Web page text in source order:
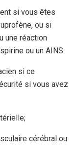
si vous êtes
ou si
une réaction
ou un AINS.
si ce
si vous avez
cérébral ou